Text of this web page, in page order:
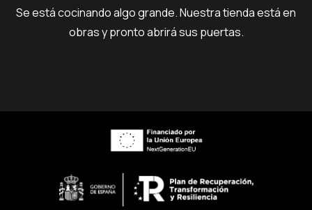
Se está cocinando algo grande. Nuestra tienda está en
obras y pronto abrirá sus puertas.